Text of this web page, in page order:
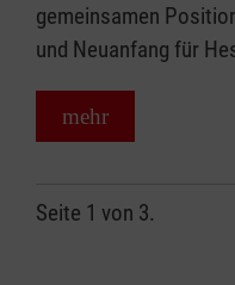
gemeinsamen
und Neuanfang für
mehr
Seite 1 von 3.